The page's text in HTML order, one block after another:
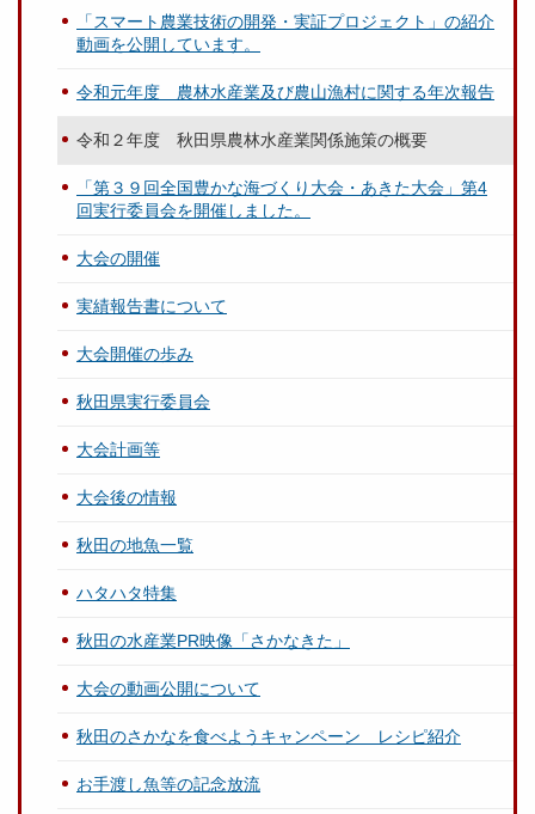
「スマート農業技術の開発・実証プロジェクト」の紹介
動画を公開しています。
令和元年度 農林水産業及び農山漁村に関する年次報告
令和２年度 秋田県農林水産業関係施策の概要
「第３９回全国豊かな海づくり大会・あきた大会」第4
回実行委員会を開催しました。
大会の開催
実績報告書について
大会開催の歩み
秋田県実行委員会
大会計画等
大会後の情報
秋田の地魚一覧
ハタハタ特集
秋田の水産業PR映像「さかなきた」
大会の動画公開について
秋田のさかなを食べようキャンペーン レシピ紹介
お手渡し魚等の記念放流